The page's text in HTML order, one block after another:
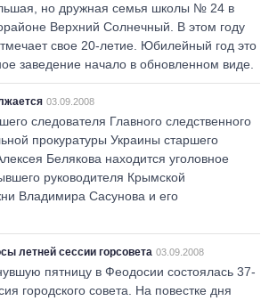
но дружная семья школы № 24 в
Верхний Солнечный. В этом году
свое 20-летие. Юбилейный год это
заведение начало в обновленном виде.
03.09.2008
следователя Главного следственного
прокуратуры Украины старшего
Белякова находится уголовное
руководителя Крымской
Владимира Сасунова и его
летней сессии горсовета 03.09.2008
пятницу в Феодосии состоялась 37-
городского совета. На повестке дня